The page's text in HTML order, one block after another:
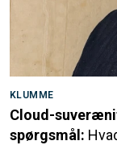
KLUMME
Cloud-
spørgsmål: